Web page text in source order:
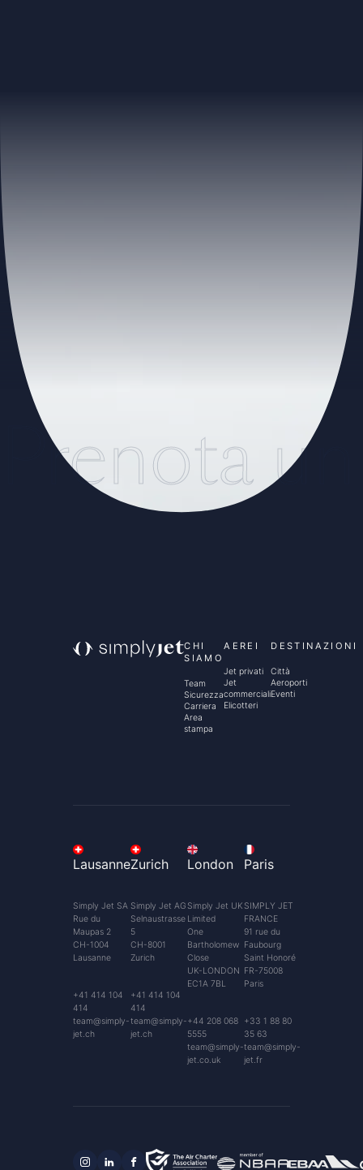
Prenota
CHI
SIAMO
Team
Sicurezza
Carriera
Area
stampa
AEREI
Jet privati
Jet
commerciali
Elicotteri
DESTINAZIONI
Città
Aeroporti
Eventi
Lausanne
Simply Jet SA
Rue du
Maupas 2
CH-1004
Lausanne
+41 414 104
414
team@simply-
jet.ch
Zurich
Simply Jet AG
Selnaustrasse
5
CH-8001
Zurich
+41 414 104
414
team@simply-
jet.ch
London
Simply Jet UK
Limited
One
Bartholomew
Close
UK-LONDON
EC1A 7BL
+44 208 068
5555
team@simply-
jet.co.uk
Paris
SIMPLY JET
FRANCE
91 rue du
Faubourg
Saint Honoré
FR-75008
Paris
+33 1 88 80
35 63
team@simply-
jet.fr